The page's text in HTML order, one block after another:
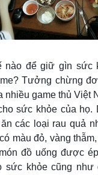
nào để giữ gìn sức
Tưởng chừng
nhiều game thủ Việt
sức khỏe của
các loại rau quả
màu đỏ, vàng
đồ uống được
sức khỏe cũng như